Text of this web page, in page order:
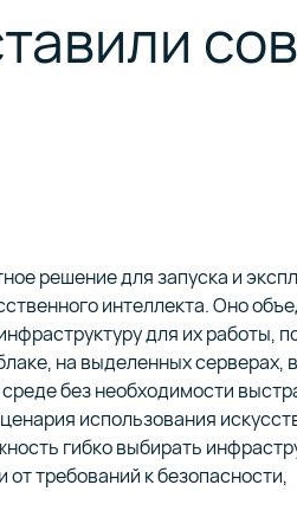
premise
на инфраструктуру Selectel
Серверы в сторонних дата-
или ваших серверных
решение для запуска и
интеллекта. Оно
для их работы,
на выделенных серверах, в
без необходимости
использования
гибко выбирать
требований к безопасности,